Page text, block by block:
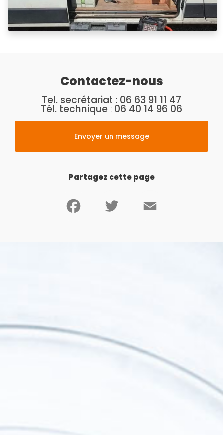
Contactez-nous
Tel. secrétariat : 06 63 91 11 47
Tél. technique : 06 40 14 96 06
Envoyer un message
Partagez cette page